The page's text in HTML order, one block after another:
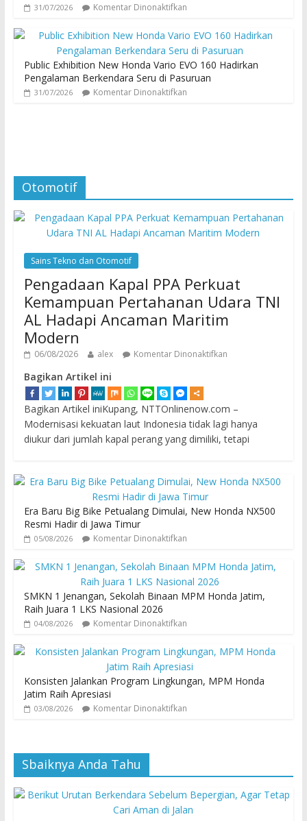
31/07/2026 Komentar Dinonaktifkan
Public Exhibition New Honda Vario EVO 160 Hadirkan
Pengalaman Berkendara Seru di Pasuruan
31/07/2026 Komentar Dinonaktifkan
Otomotif
Sains Tekno dan Otomotif
Pengadaan Kapal PPA Perkuat
Kemampuan Pertahanan Udara TNI
AL Hadapi Ancaman Maritim
Modern
06/08/2026 alex Komentar Dinonaktifkan
Bagikan Artikel ini
Bagikan Artikel iniKupang, NTTOnlinenow.com –
Modernisasi kekuatan laut Indonesia tidak lagi hanya
diukur dari jumlah kapal perang yang dimiliki, tetapi
Era Baru Big Bike Petualang Dimulai, New Honda NX500
Resmi Hadir di Jawa Timur
05/08/2026 Komentar Dinonaktifkan
SMKN 1 Jenangan, Sekolah Binaan MPM Honda Jatim,
Raih Juara 1 LKS Nasional 2026
04/08/2026 Komentar Dinonaktifkan
Konsisten Jalankan Program Lingkungan, MPM Honda
Jatim Raih Apresiasi
03/08/2026 Komentar Dinonaktifkan
Sbaiknya Anda Tahu